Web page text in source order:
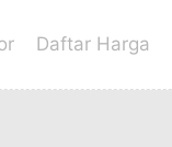
Daftar Harga